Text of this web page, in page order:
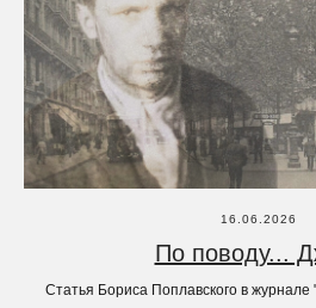
16.06.2026
По поводу...
Статья Бориса Поплавского в